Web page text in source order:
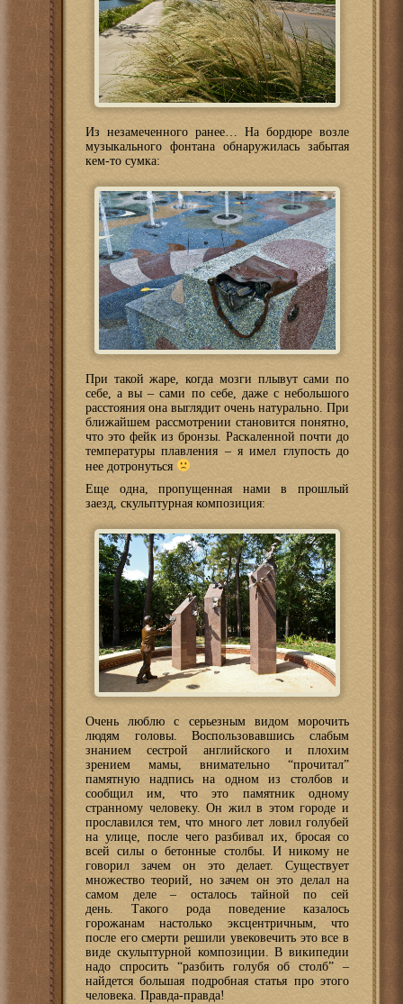
Из незамеченного ранее… На бордюре возле
музыкального фонтана обнаружилась забытая
кем-то сумка:
При такой жаре, когда мозги плывут сами по
себе, а вы – сами по себе, даже с небольшого
расстояния она выглядит очень натурально. При
ближайшем рассмотрении становится понятно,
что это фейк из бронзы. Раскаленной почти до
температуры плавления – я имел глупость до
нее дотронуться
Еще одна, пропущенная нами в прошлый
заезд, скульптурная композиция:
Очень люблю с серьезным видом морочить
людям головы. Воспользовавшись слабым
знанием сестрой английского и плохим
зрением мамы, внимательно “прочитал”
памятную надпись на одном из столбов и
сообщил им, что это памятник одному
странному человеку. Он жил в этом городе и
прославился тем, что много лет ловил голубей
на улице, после чего разбивал их, бросая со
всей силы о бетонные столбы. И никому не
говорил зачем он это делает. Существует
множество теорий, но зачем он это делал на
самом деле – осталось тайной по сей
день. Такого рода поведение казалось
горожанам настолько эксцентричным, что
после его смерти решили увековечить это все в
виде скульптурной композиции. В википедии
надо спросить “разбить голубя об столб” –
найдется большая подробная статья про этого
человека. Правда-правда!